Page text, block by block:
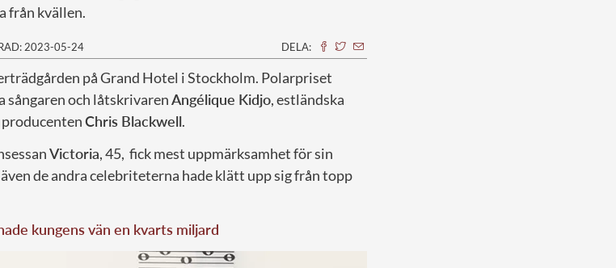
från kvällen.
2023-05-24 DELA:
på Grand Hotel i Stockholm. Polarpriset
sångaren och låtskrivarenAngélique Kidjo, estländska
Chris Blackwell.
Victoria, 45, fick mest uppmärksamhet för sin
de andra celebriteterna hade klätt upp sig från topp
kungens vän en kvarts miljard